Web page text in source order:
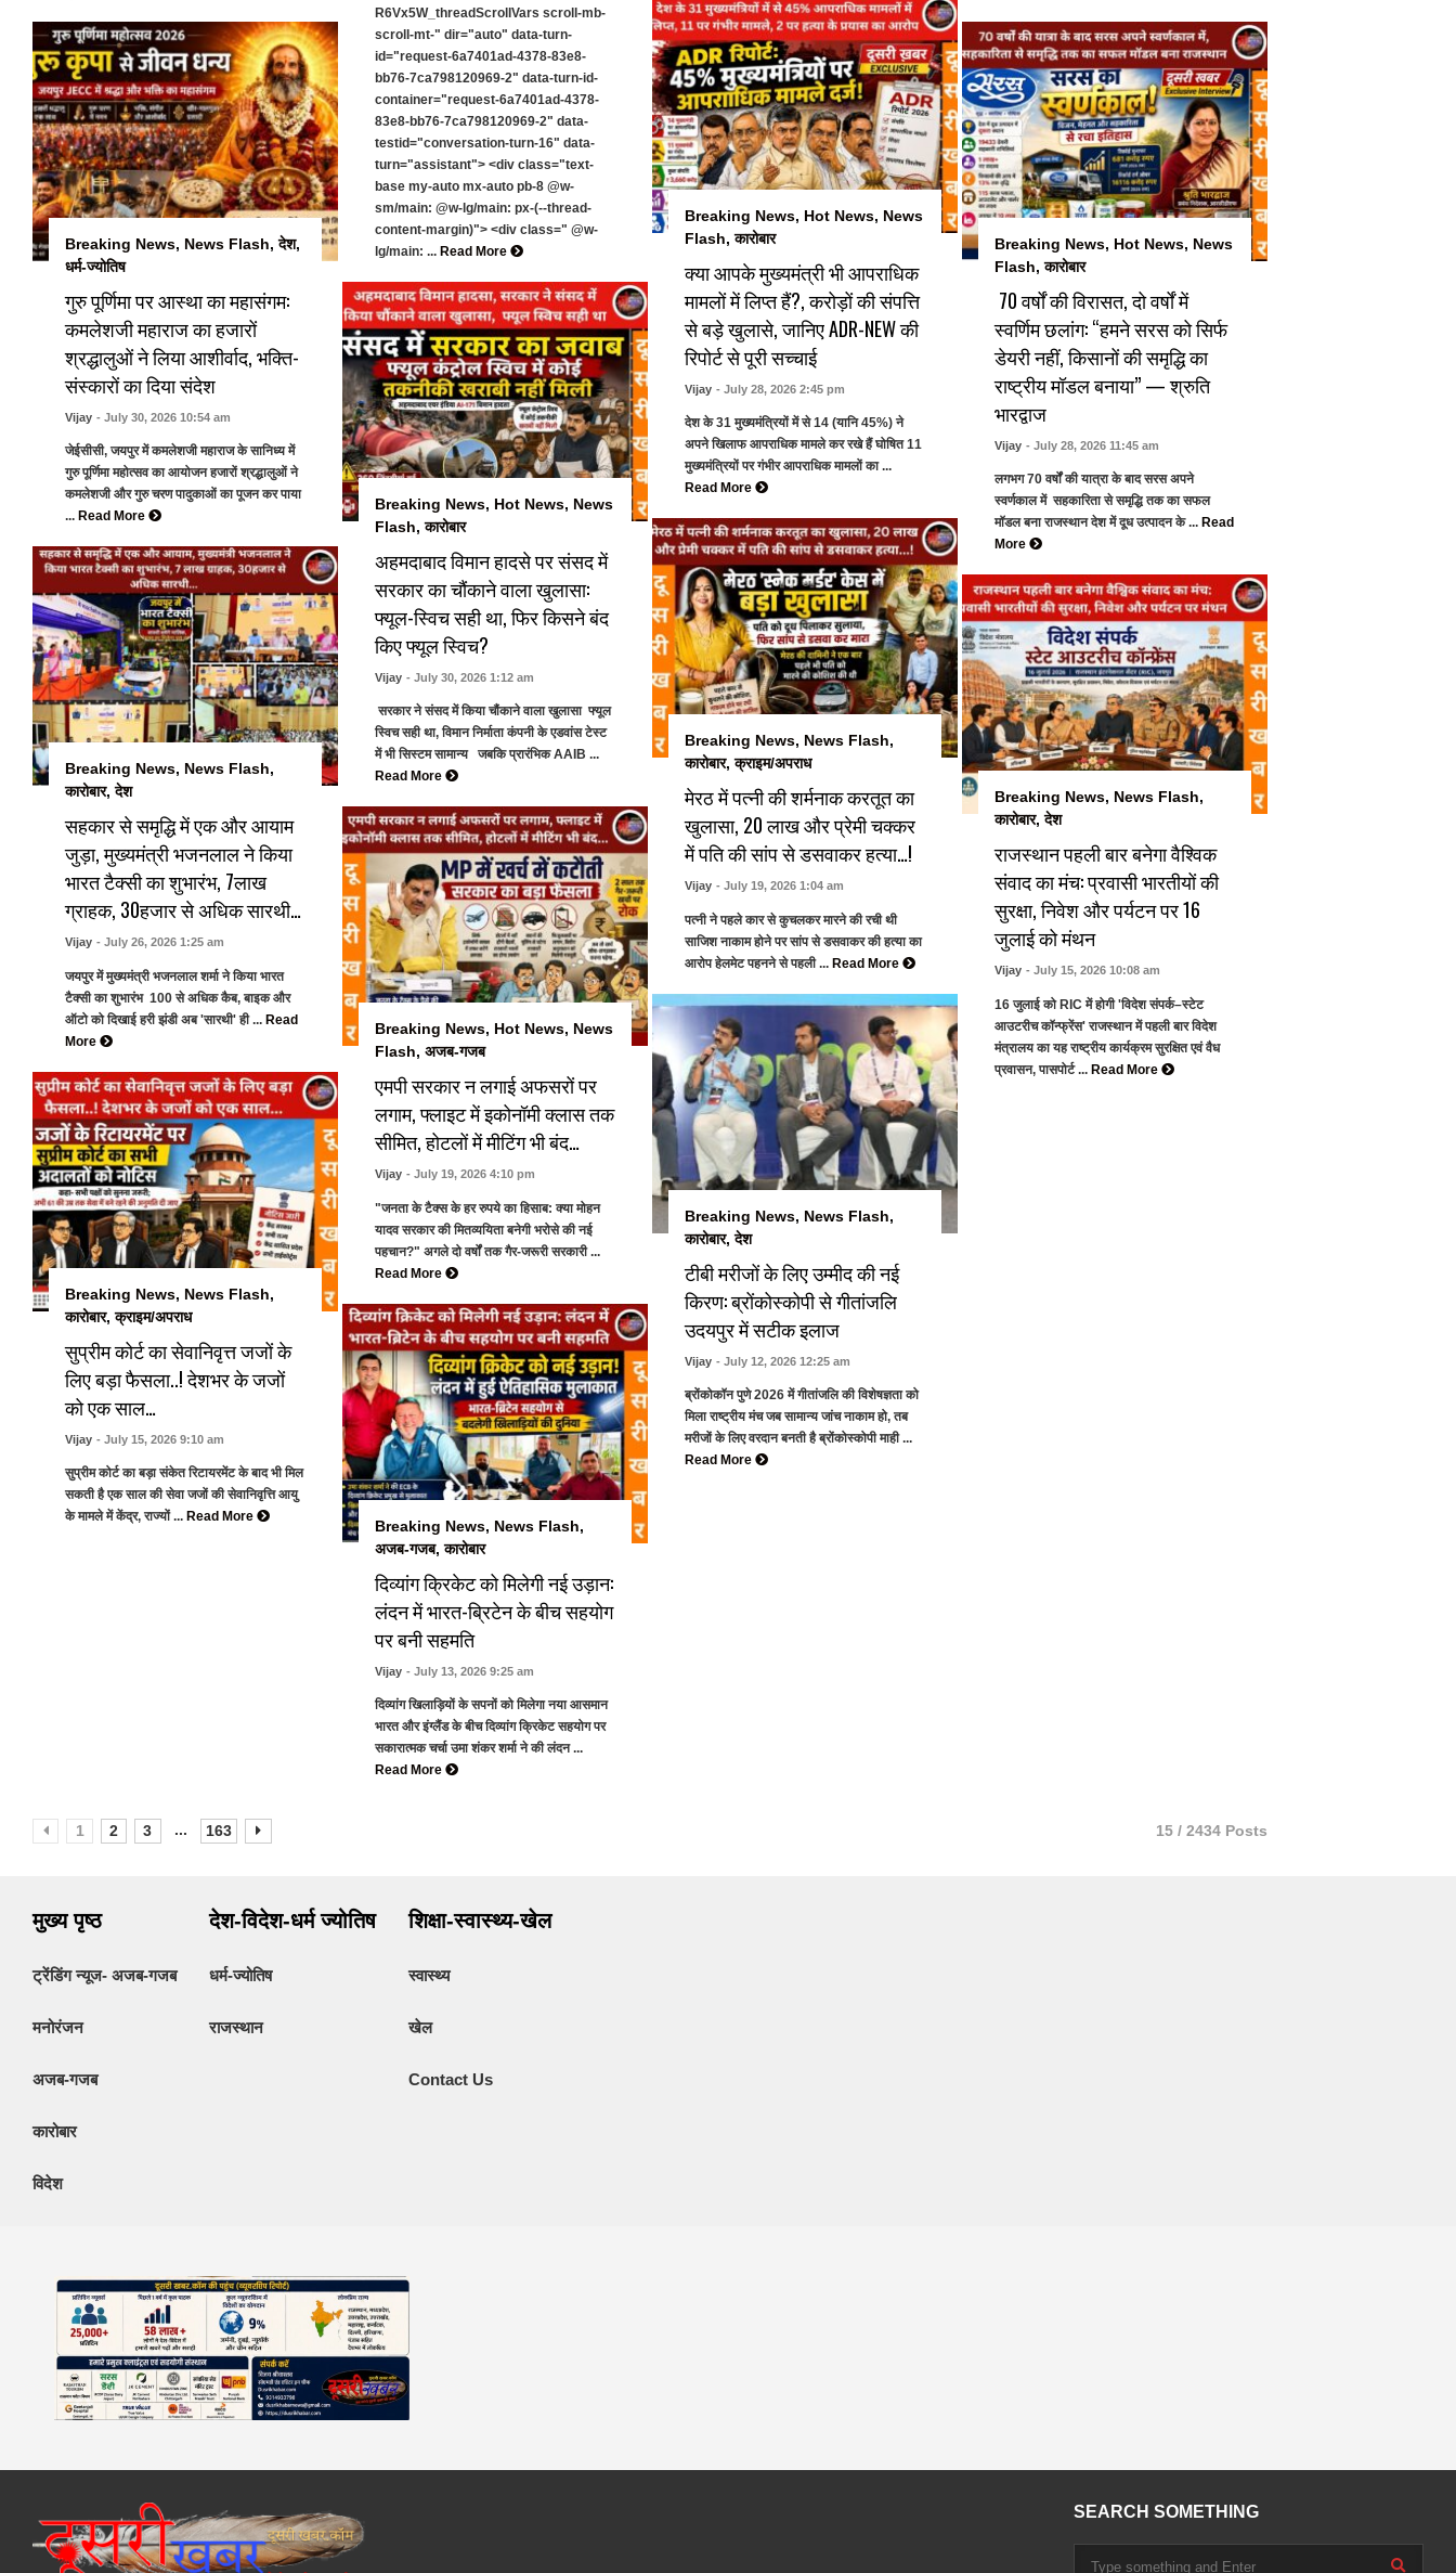
Breaking News, News Flash,देश,
धर्म-ज्योतिष
गुरु पूर्णिमा पर आस्था का महासंगम:
कमलेशजी महाराज का हजारों
श्रद्धालुओं ने लिया आशीर्वाद, भक्ति-
संस्कारों का दिया संदेश
Vijay - July 30, 2026 10:54 am
जेईसीसी, जयपुर में कमलेशजी महाराज के सानिध्य में
गुरु पूर्णिमा महोत्सव का आयोजन हजारों श्रद्धालुओं ने
कमलेशजी और गुरु चरण पादुकाओं का पूजन कर पाया
... Read More
Breaking News, News Flash,
कारोबार,देश
सहकार से समृद्धि में एक और आयाम
जुड़ा, मुख्यमंत्री भजनलाल ने किया
भारत टैक्सी का शुभारंभ, 7लाख
ग्राहक, 30हजार से अधिक सारथी…
Vijay - July 26, 2026 1:25 am
जयपुर में मुख्यमंत्री भजनलाल शर्मा ने किया भारत
टैक्सी का शुभारंभ 100 से अधिक कैब, बाइक और
ऑटो को दिखाई हरी झंडी अब 'सारथी' ही ... Read
More
Breaking News, News Flash,
कारोबार,क्राइम/अपराध
सुप्रीम कोर्ट का सेवानिवृत्त जजों के
लिए बड़ा फैसला..! देशभर के जजों
को एक साल…
Vijay - July 15, 2026 9:10 am
सुप्रीम कोर्ट का बड़ा संकेत रिटायरमेंट के बाद भी मिल
सकती है एक साल की सेवा जजों की सेवानिवृत्ति आयु
के मामले में केंद्र, राज्यों ... Read More
R6Vx5W_threadScrollVars scroll-mb-
scroll-mt-" dir="auto" data-turn-
id="request-6a7401ad-4378-83e8-
bb76-7ca798120969-2" data-turn-id-
container="request-6a7401ad-4378-
83e8-bb76-7ca798120969-2" data-
testid="conversation-turn-16" data-
turn="assistant"> <div class="text-
base my-auto mx-auto pb-8 @w-
sm/main: @w-lg/main: px-(--thread-
content-margin)"> <div class=" @w-
lg/main: ... Read More
Breaking News, Hot News, News
Flash,कारोबार
अहमदाबाद विमान हादसे पर संसद में
सरकार का चौंकाने वाला खुलासा:
फ्यूल-स्विच सही था, फिर किसने बंद
किए फ्यूल स्विच?
Vijay - July 30, 2026 1:12 am
सरकार ने संसद में किया चौंकाने वाला खुलासा फ्यूल
स्विच सही था, विमान निर्माता कंपनी के एडवांस टेस्ट
में भी सिस्टम सामान्य जबकि प्रारंभिक AAIB ...
Read More
Breaking News, Hot News, News
Flash, अजब-गजब
एमपी सरकार न लगाई अफसरों पर
लगाम, फ्लाइट में इकोनॉमी क्लास तक
सीमित, होटलों में मीटिंग भी बंद…
Vijay - July 19, 2026 4:10 pm
"जनता के टैक्स के हर रुपये का हिसाब: क्या मोहन
यादव सरकार की मितव्ययिता बनेगी भरोसे की नई
पहचान?" अगले दो वर्षों तक गैर-जरूरी सरकारी ...
Read More
Breaking News, News Flash,
अजब-गजब,कारोबार
दिव्यांग क्रिकेट को मिलेगी नई उड़ान:
लंदन में भारत-ब्रिटेन के बीच सहयोग
पर बनी सहमति
Vijay - July 13, 2026 9:25 am
दिव्यांग खिलाड़ियों के सपनों को मिलेगा नया आसमान
भारत और इंग्लैंड के बीच दिव्यांग क्रिकेट सहयोग पर
सकारात्मक चर्चा उमा शंकर शर्मा ने की लंदन ...
Read More
Breaking News, Hot News, News
Flash,कारोबार
क्या आपके मुख्यमंत्री भी आपराधिक
मामलों में लिप्त हैं?, करोड़ों की संपत्ति
से बड़े खुलासे, जानिए ADR-NEW की
रिपोर्ट से पूरी सच्चाई
Vijay - July 28, 2026 2:45 pm
देश के 31 मुख्यमंत्रियों में से 14 (यानि 45%) ने
अपने खिलाफ आपराधिक मामले कर रखे हैं घोषित 11
मुख्यमंत्रियों पर गंभीर आपराधिक मामलों का ...
Read More
Breaking News, News Flash,
कारोबार,क्राइम/अपराध
मेरठ में पत्नी की शर्मनाक करतूत का
खुलासा, 20 लाख और प्रेमी चक्कर
में पति की सांप से डसवाकर हत्या…!
Vijay - July 19, 2026 1:04 am
पत्नी ने पहले कार से कुचलकर मारने की रची थी
साजिश नाकाम होने पर सांप से डसवाकर की हत्या का
आरोप हेलमेट पहनने से पहली ... Read More
Breaking News, News Flash,
कारोबार,देश
टीबी मरीजों के लिए उम्मीद की नई
किरण: ब्रोंकोस्कोपी से गीतांजलि
उदयपुर में सटीक इलाज
Vijay - July 12, 2026 12:25 am
ब्रोंकोकॉन पुणे 2026 में गीतांजलि की विशेषज्ञता को
मिला राष्ट्रीय मंच जब सामान्य जांच नाकाम हो, तब
मरीजों के लिए वरदान बनती है ब्रोंकोस्कोपी माही ...
Read More
Breaking News, Hot News, News
Flash,कारोबार
70 वर्षों की विरासत, दो वर्षों में
स्वर्णिम छलांग: “हमने सरस को सिर्फ
डेयरी नहीं, किसानों की समृद्धि का
राष्ट्रीय मॉडल बनाया” — श्रुति
भारद्वाज
Vijay - July 28, 2026 11:45 am
लगभग 70 वर्षों की यात्रा के बाद सरस अपने
स्वर्णकाल में सहकारिता से समृद्धि तक का सफल
मॉडल बना राजस्थान देश में दूध उत्पादन के ... Read
More
Breaking News, News Flash,
कारोबार,देश
राजस्थान पहली बार बनेगा वैश्विक
संवाद का मंच: प्रवासी भारतीयों की
सुरक्षा, निवेश और पर्यटन पर 16
जुलाई को मंथन
Vijay - July 15, 2026 10:08 am
16 जुलाई को RIC में होगी 'विदेश संपर्क–स्टेट
आउटरीच कॉन्फ्रेंस' राजस्थान में पहली बार विदेश
मंत्रालय का यह राष्ट्रीय कार्यक्रम सुरक्षित एवं वैध
प्रवासन, पासपोर्ट ... Read More
1 2 3 ... 163 15 / 2434 Posts
मुख्य पृष्ठ
ट्रेंडिंग न्यूज- अजब-गजब
मनोरंजन
अजब-गजब
कारोबार
विदेश
देश-विदेश-धर्म ज्योतिष
धर्म-ज्योतिष
राजस्थान
शिक्षा-स्वास्थ्य-खेल
स्वास्थ्य
खेल
Contact Us
SEARCH SOMETHING